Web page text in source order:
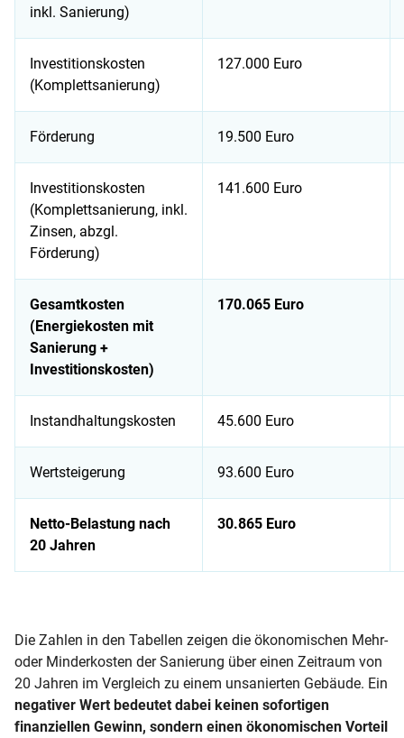
inkl. Sanierung)
Investitionskosten
(Komplettsanierung)
127.000 Euro
Förderung 19.500 Euro
Investitionskosten
(Komplettsanierung, inkl.
Zinsen, abzgl.
Förderung)
141.600 Euro
Gesamtkosten
(Energiekosten mit
Sanierung +
Investitionskosten)
170.065 Euro
Instandhaltungskosten 45.600 Euro
Wertsteigerung 93.600 Euro
Netto-Belastung nach
20 Jahren
30.865 Euro
Die Zahlen in den Tabellen zeigen die ökonomischen Mehr-
oder Minderkosten der Sanierung über einen Zeitraum von
20 Jahren im Vergleich zu einem unsanierten Gebäude. Ein
negativer Wert bedeutet dabei keinen sofortigen
finanziellen Gewinn, sondern einen ökonomischen Vorteil